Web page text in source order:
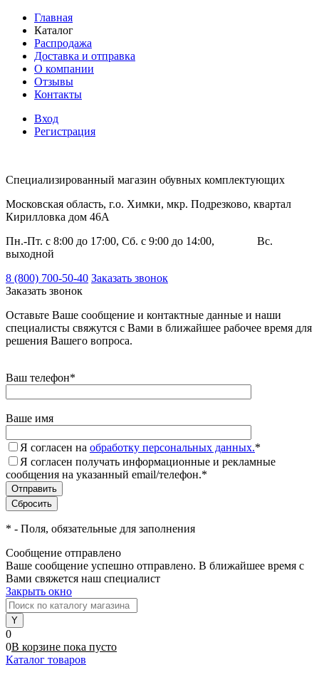
Главная
Каталог
Распродажа
Доставка и отправка
О компании
Отзывы
Контакты
Вход
Регистрация
Специализированный магазин обувных комплектующих
Московская область, г.о. Химки, мкр. Подрезково, квартал
Кирилловка дом 46А
Пн.-Пт. с 8:00 до 17:00, Сб. с 9:00 до 14:00, Вс.
выходной
8 (800) 700-50-40 Заказать звонок
Заказать звонок
Оставьте Ваше сообщение и контактные данные и наши
специалисты свяжутся с Вами в ближайшее рабочее время для
решения Вашего вопроса.
Ваш телефон*
Ваше имя
Я согласен на обработку персональных данных.*
Я согласен получать информационные и рекламные
сообщения на указанный email/телефон.*
* - Поля, обязательные для заполнения
Сообщение отправлено
Ваше сообщение успешно отправлено. В ближайшее время с
Вами свяжется наш специалист
Закрыть окно
0
0В корзине пока пусто
Каталог товаров